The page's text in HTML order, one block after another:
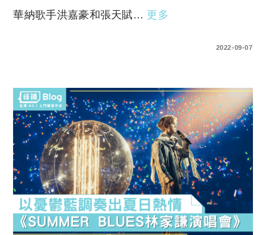
華納歌手洪嘉豪和張天賦… 更多
2022-09-07